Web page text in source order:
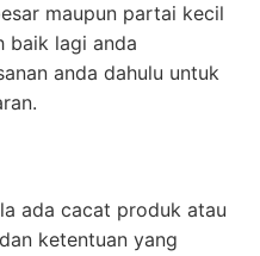
maupun partai kecil
baik lagi anda
anda dahulu untuk
ada cacat produk atau
ketentuan yang